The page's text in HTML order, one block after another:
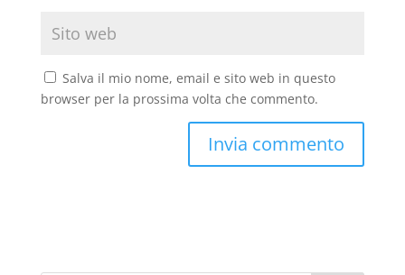
Salva il mio nome, email e sito web in questo
browser per la prossima volta che commento.